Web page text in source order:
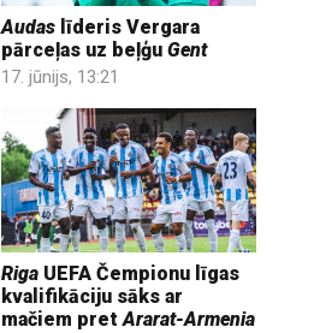
Audas līderis Vergara
pārceļas uz beļģu Gent
17. jūnijs, 13:21
Riga UEFA Čempionu līgas
kvalifikāciju sāks ar
mačiem pretArarat-Armenia